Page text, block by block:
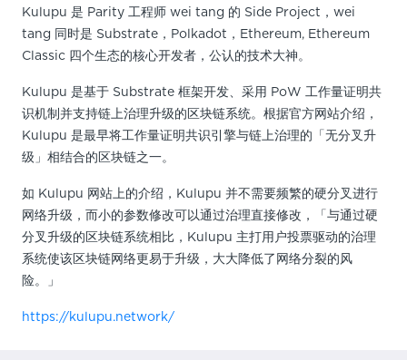
Kulupu 是 Parity 工程师 wei tang 的 Side Project，wei
tang 同时是 Substrate，Polkadot，Ethereum, Ethereum
Classic 四个生态的核心开发者，公认的技术大神。
Kulupu 是基于 Substrate 框架开发、采用 PoW 工作量证明共
识机制并支持链上治理升级的区块链系统。根据官方网站介绍，
Kulupu 是最早将工作量证明共识引擎与链上治理的「无分叉升
级」相结合的区块链之一。
如 Kulupu 网站上的介绍，Kulupu 并不需要频繁的硬分叉进行
网络升级，而小的参数修改可以通过治理直接修改，「与通过硬
分叉升级的区块链系统相比，Kulupu 主打用户投票驱动的治理
系统使该区块链网络更易于升级，大大降低了网络分裂的风
险。」
https://kulupu.network/